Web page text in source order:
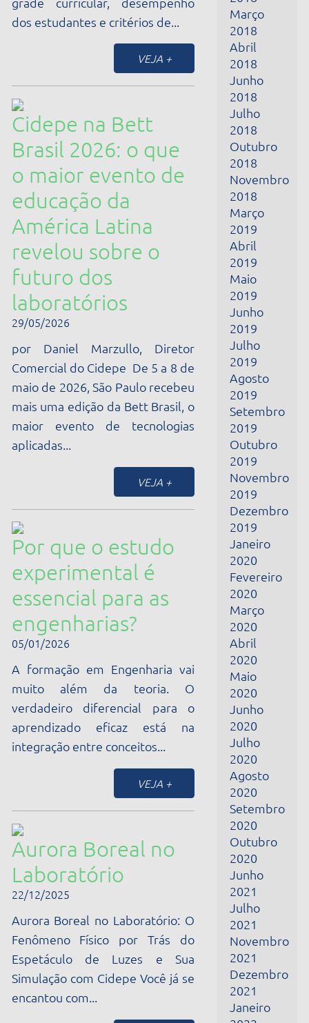
Cidepe na Bett
Brasil 2026: o que
o maior evento de
educação da
América Latina
revelou sobre o
futuro dos
laboratórios
29/05/2026
por Daniel Marzullo, Diretor
Comercial do Cidepe De 5 a 8 de
maio de 2026, São Paulo recebeu
mais uma edição da Bett Brasil, o
maior evento de tecnologias
aplicadas...
VEJA +
Por que o estudo
experimental é
essencial para as
A formação em Engenharia vai
muito além da teoria. O
verdadeiro diferencial para o
aprendizado eficaz está na
integração entre conceitos...
VEJA +
Aurora Boreal no
Laboratório
22/12/2025
Aurora Boreal no Laboratório: O
Espetáculo de Luzes e Sua
Simulação com Cidepe Você já se
VEJA +
Ensino
Experimental: Uma
Transformação
Necessária na
Educação
2018
Julho
2018
Outubro
2018
Novembro
2018
Março
2019
Abril
2019
Maio
2019
Junho
2019
Julho
2019
Agosto
2019
Setembro
2019
Outubro
2019
Novembro
2019
Dezembro
2019
Janeiro
2020
Fevereiro
2020
Março
2020
Abril
2020
Maio
Junho
2020
Julho
2020
Agosto
2020
Setembro
2020
Outubro
2020
Junho
2021
Julho
2021
Novembro
2021
Dezembro
2021
Janeiro
2022
Fevereiro
Março
2022
Abril
2022
Junho
2022
Julho
2022
Fevereiro
2024